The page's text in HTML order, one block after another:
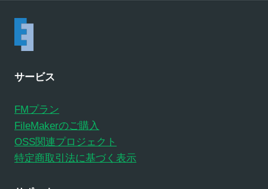
サービス
FMプラン
FileMakerのご購入
OSS関連プロジェクト
特定商取引法に基づく表示